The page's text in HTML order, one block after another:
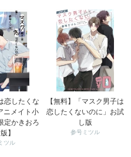
恋したくな
ニメイト小
定かきおろ
】
ツル
【無料】「マスク男子は
恋したくないのに」お試
し版
参号ミツル